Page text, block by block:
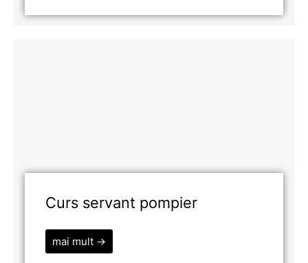
Curs servant pompier
mai mult →